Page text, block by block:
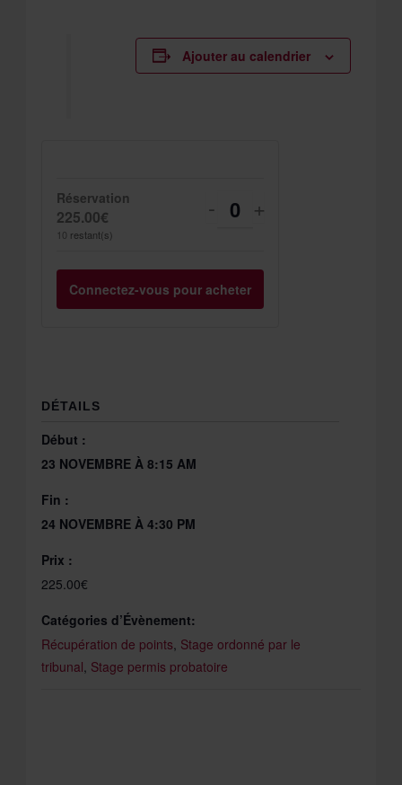
Ajouter au calendrier
DÉTAILS
Début :
23 NOVEMBRE À 8:15 AM
Fin :
24 NOVEMBRE À 4:30 PM
Prix :
225.00€
Catégories d’Évènement:
Récupération de points Stage ordonné par le
tribunal Stage permis probatoire
Réservation
225.00€
10 restant(s)
Diminuer
quantité
de
- Quantité
Augmenter
quantité
de
+
Connectez-vous pour acheter